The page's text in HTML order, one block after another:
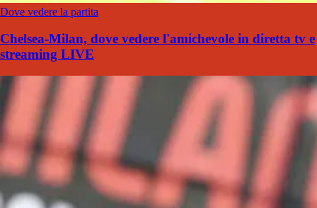
Dove vedere la partita
Chelsea-Milan, dove vedere l'amichevole in diretta tv e
streaming LIVE